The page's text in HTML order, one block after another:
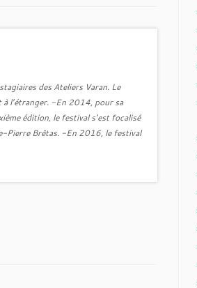
des Ateliers Varan. Le
à l’étranger. -En 2014, pour sa
édition, le festival s’est focalisé
Pierre Brêtas. -En 2016, le festival